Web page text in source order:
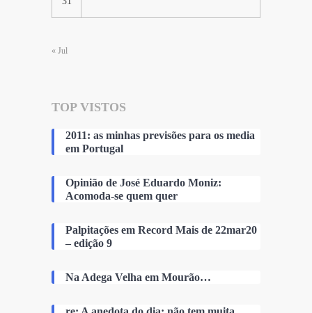
« Jul
TOP VISTOS
2011: as minhas previsões para os media
em Portugal
Opinião de José Eduardo Moniz:
Acomoda-se quem quer
Palpitações em Record Mais de 22mar20
– edição 9
Na Adega Velha em Mourão…